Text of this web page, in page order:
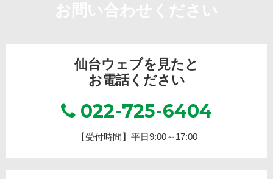
仙台ウェブを見たと
お電話ください
022-725-6404
【受付時間】平日9:00～17:00